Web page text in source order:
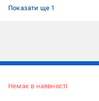
Показати ще 1
Немає в наявності